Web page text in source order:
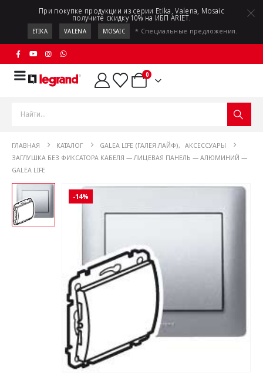
При покупке продукции из серии Etika, Valena, Mosaic
получите скидку 10% на ИБП ARIET.
ETIKA VALENA MOSAIC * Специальные предложения.
0
ГЛАВНАЯ КАТАЛОГ GALEA LIFE (ГАЛЕЯ ЛАЙФ), АКСЕССУАРЫ
ЗАГЛУШКА БЕЗ ФИКСАТОРА КАБЕЛЯ — ЛИЦЕВАЯ ПАНЕЛЬ — АЛЮМИНИЙ —
GALEA LIFE
-14%